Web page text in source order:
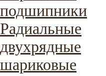
подшипники
Радиальные
двухрядные
шариковые